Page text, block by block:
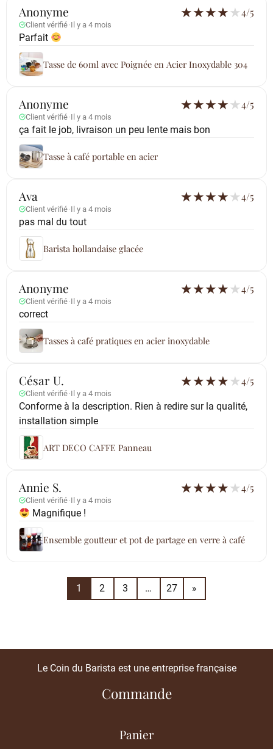
Anonyme
Client vérifié· Il y a 4 mois
★★★★★4/5
Parfait
Tasse de 60ml avec Poignée en Acier Inoxydable 304
Anonyme
Client vérifié· Il y a 4 mois
★★★★★4/5
ça fait le job, livraison un peu lente mais bon
Tasse à café portable en acier
Ava
Client vérifié· Il y a 4 mois
★★★★★4/5
pas mal du tout
Barista hollandaise glacée
Anonyme
Client vérifié· Il y a 4 mois
★★★★★4/5
correct
Tasses à café pratiques en acier inoxydable
César U.
Client vérifié· Il y a 4 mois
★★★★★4/5
Conforme à la description. Rien à redire sur la qualité,
installation simple
ART DECO CAFFE Panneau
Annie S.
Client vérifié· Il y a 4 mois
★★★★★4/5
Magnifique !
Ensemble goutteur et pot de partage en verre à café
1 2 3 … 27 »
Le Coin du Barista est une entreprise française
Commande
Panier